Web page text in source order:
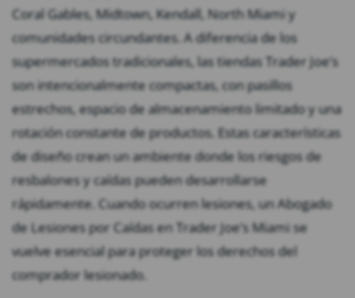
Coral Gables, Midtown, Kendall, North Miami y
comunidades circundantes. A diferencia de los
supermercados tradicionales, las tiendas Trader Joe’s
son intencionalmente compactas, con pasillos
estrechos, espacio de almacenamiento limitado y una
rotación constante de productos. Estas características
de diseño crean un ambiente donde los riesgos de
resbalones y caídas pueden desarrollarse
rápidamente. Cuando ocurren lesiones, un Abogado
de Lesiones por Caídas en Trader Joe’s Miami se
vuelve esencial para proteger los derechos del
comprador lesionado.